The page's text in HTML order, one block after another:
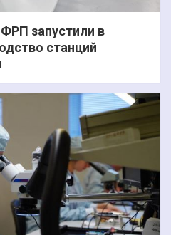
запустили в
станций